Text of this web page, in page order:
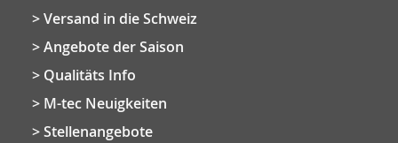
Versand in die Schweiz
Angebote der Saison
Qualitäts Info
M-tec Neuigkeiten
Stellenangebote